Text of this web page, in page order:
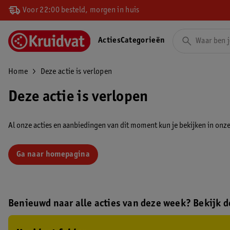
Voor 22:00 besteld, morgen in huis
ActiesCategorieën
Home Deze actie is verlopen
Deze actie is verlopen
Al onze acties en aanbiedingen van dit moment kun je bekijken in
Ga naar homepagina
Benieuwd naar alle acties van deze week? Bekijk